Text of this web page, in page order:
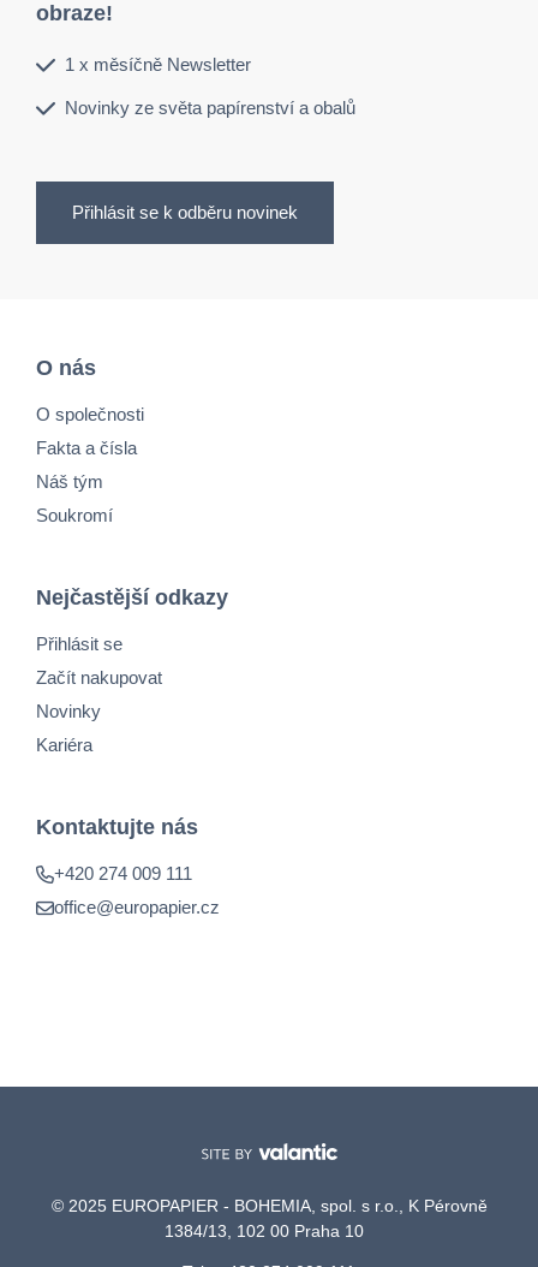
obraze!
1 x měsíčně Newsletter
Novinky ze světa papírenství a obalů
Přihlásit se k odběru novinek
O nás
O společnosti
Fakta a čísla
Náš tým
Soukromí
Nejčastější odkazy
Přihlásit se
Začít nakupovat
Novinky
Kariéra
Kontaktujte nás
+420 274 009 111
office@europapier.cz
© 2025 EUROPAPIER - BOHEMIA, spol. s r.o., K Pérovně
1384/13, 102 00 Praha 10